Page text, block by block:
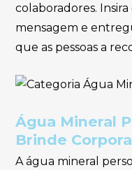
colaboradores.
mensagem e
que as pessoas a
Água Mineral
Brinde
A água mineral